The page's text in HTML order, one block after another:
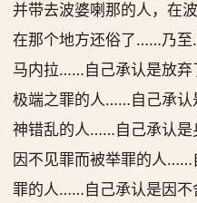
并带去波婆喇那的人，在
在那个地方还俗了……乃
马内拉……自己承认是放
极端之罪的人……自己承
神错乱的人……自己承认
因不见罪而被举罪的人……
罪的人……自己承认是因